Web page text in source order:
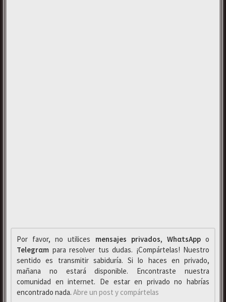
Por favor, no utilices mensajes privados, WhαtsAppo
Telegrαm para resolver tus dudas. ¡Compártelas! Nuestro
sentido es transmitir sabiduría. Si lo haces en privado,
mañana no estará disponible. Encontraste nuestra
comunidad en internet. De estar en privado no habrías
encontrado nada. Abre un post y compártelas